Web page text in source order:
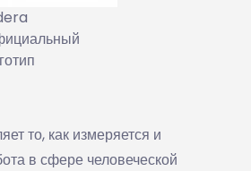
то, как измеряется и
в сфере человеческой